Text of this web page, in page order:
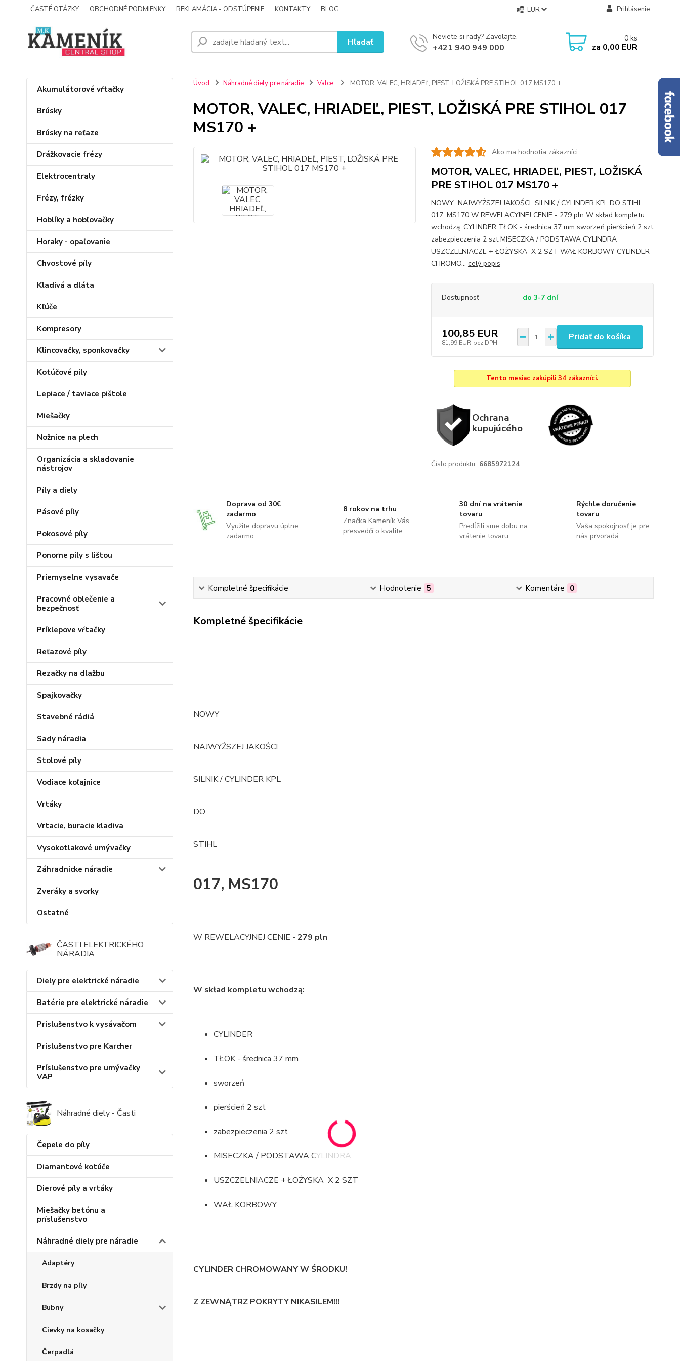
ČASTÉ OTÁZKY OBCHODNÉ PODMIENKY REKLAMÁCIA - ODSTÚPENIE KONTAKTY BLOG EUR Prihlásenie
Hľadať Neviete si rady? Zavolajte.
+421 940 949 000
0 ks
za 0,00 EUR
Akumulátorové vŕtačky
Brúsky
Brúsky na reťaze
Drážkovacie frézy
Elektrocentraly
Frézy, frézky
Hoblíky a hobľovačky
Horaky - opaľovanie
Chvostové píly
Kladivá a dláta
Kľúče
Kompresory
Klincovačky, sponkovačky
Kotúčové píly
Lepiace / taviace pištole
Miešačky
Nožnice na plech
Organizácia a skladovanie
nástrojov
Píly a diely
Pásové píly
Pokosové píly
Ponorne píly s lištou
Priemyselne vysavače
Pracovné oblečenie a
bezpečnosť
Príklepove vŕtačky
Reťazové píly
Rezačky na dlažbu
Spajkovačky
Stavebné rádiá
Sady náradia
Stolové píly
Vodiace koľajnice
Vrtáky
Vrtacie, buracie kladiva
Vysokotlakové umývačky
Záhradnícke náradie
Zveráky a svorky
Ostatné
ČASTI ELEKTRICKÉHO
NÁRADIA
Diely pre elektrické náradie
Batérie pre elektrické náradie
Príslušenstvo k vysávačom
Príslušenstvo pre Karcher
Príslušenstvo pre umývačky
VAP
Náhradné diely - Časti
Čepele do píly
Diamantové kotúče
Dierové píly a vrtáky
Miešačky betónu a
príslušenstvo
Náhradné diely pre náradie
Adaptéry
Brzdy na píly
Bubny
Cievky na kosačky
Čerpadlá
Úvod Náhradné diely pre náradie Valce MOTOR, VALEC, HRIADEĽ, PIEST, LOŽISKÁ PRE STIHOL 017 MS170 +
MOTOR, VALEC, HRIADEĽ, PIEST, LOŽISKÁ PRE STIHOL 017
MS170 +
Ako ma hodnotia zákazníci
MOTOR, VALEC, HRIADEĽ, PIEST, LOŽISKÁ
PRE STIHOL 017 MS170 +
NOWY NAJWYŻSZEJ JAKOŚCI SILNIK / CYLINDER KPL DO STIHL
017, MS170 W REWELACYJNEJ CENIE - 279 pln W skład kompletu
wchodzą: CYLINDER TŁOK - średnica 37 mm sworzeń pierścień 2 szt
zabezpieczenia 2 szt MISECZKA / PODSTAWA CYLINDRA
USZCZELNIACZE + ŁOŻYSKA X 2 SZT WAŁ KORBOWY CYLINDER
CHROMO... celý popis
Dostupnosť do 3-7 dní
100,85 EUR
81,99 EUR bez DPH
Pridať do košíka
Tento mesiac zakúpili 34 zákazníci.
Ochrana
kupujúcého
Číslo produktu: 6685972124
Doprava od 30€
zadarmo
Využite dopravu úplne
zadarmo
8 rokov na trhu
Značka Kameník Vás
presvedčí o kvalite
30 dní na vrátenie
tovaru
Predĺžili sme dobu na
vrátenie tovaru
Rýchle doručenie
tovaru
Vaša spokojnosť je pre
nás prvoradá
Kompletné špecifikácie Hodnotenie 5 Komentáre 0
Kompletné špecifikácie
NOWY
NAJWYŻSZEJ JAKOŚCI
SILNIK / CYLINDER KPL
DO
STIHL
017, MS170
W REWELACYJNEJ CENIE - 279 pln
W skład kompletu wchodzą:
CYLINDER
TŁOK - średnica 37 mm
sworzeń
pierścień 2 szt
zabezpieczenia 2 szt
MISECZKA / PODSTAWA CYLINDRA
USZCZELNIACZE + ŁOŻYSKA X 2 SZT
WAŁ KORBOWY
CYLINDER CHROMOWANY W ŚRODKU!
Z ZEWNĄTRZ POKRYTY NIKASILEM!!!